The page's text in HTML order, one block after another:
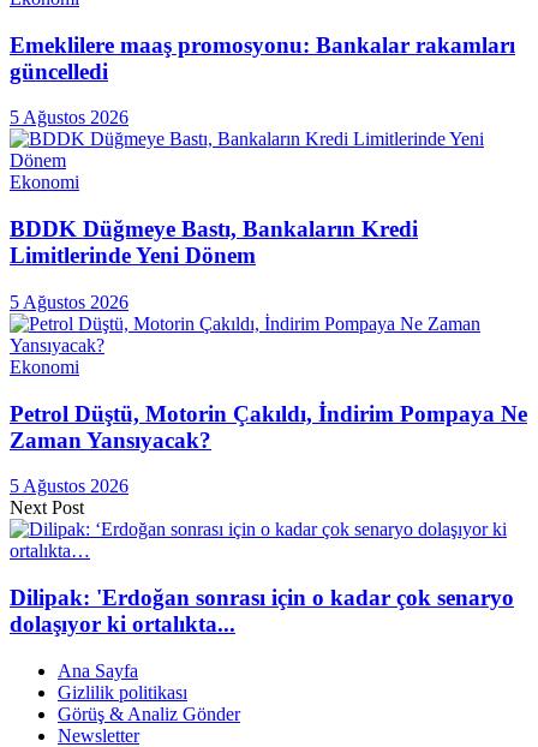
Emeklilere maaş promosyonu: Bankalar rakamları
güncelledi
5 Ağustos 2026
Ekonomi
BDDK Düğmeye Bastı, Bankaların Kredi
Limitlerinde Yeni Dönem
5 Ağustos 2026
Ekonomi
Petrol Düştü, Motorin Çakıldı, İndirim Pompaya Ne
Zaman Yansıyacak?
5 Ağustos 2026
Next Post
Dilipak: 'Erdoğan sonrası için o kadar çok senaryo
dolaşıyor ki ortalıkta...
Ana Sayfa
Gizlilik politikası
Görüş & Analiz Gönder
Newsletter